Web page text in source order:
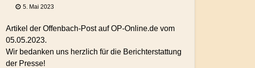
5. Mai 2023
Artikel der Offenbach-Post auf OP-Online.de vom
05.05.2023.
Wir bedanken uns herzlich für die Berichterstattung
der Presse!